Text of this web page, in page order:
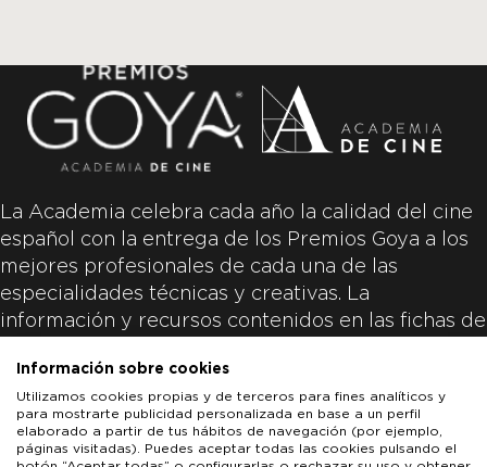
La Academia celebra cada año la calidad del cine
español con la entrega de los Premios Goya a los
mejores profesionales de cada una de las
especialidades técnicas y creativas. La
información y recursos contenidos en las fichas de
productoras de las películas y responsabilidad
única y exclusiva de las mismas.
Información sobre cookies
Utilizamos cookies propias y de terceros para fines analíticos y
para mostrarte publicidad personalizada en base a un perfil
elaborado a partir de tus hábitos de navegación (por ejemplo,
páginas visitadas). Puedes aceptar todas las cookies pulsando el